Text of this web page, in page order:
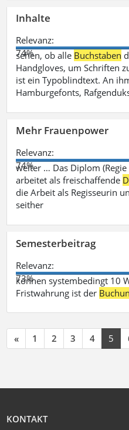
Inhalte
Relevanz:
74%
sehen, ob alle Buchstaben
Handgloves, um Schriften
ist ein Typoblindtext. An
Hamburgefonts,
Mehr Frauenpower
Relevanz:
74%
weiter … Das Diplom (Regie
arbeitet als freischaffende
die Arbeit als Regisseurin
seither
Semesterbeitrag
Relevanz:
73%
können systembedingt 10
Fristwahrung ist der
« 1 2 3 4 5
KONTAKT